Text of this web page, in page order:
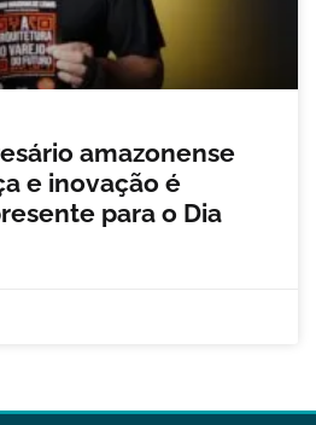
amazonense
e inovação é
para o Dia